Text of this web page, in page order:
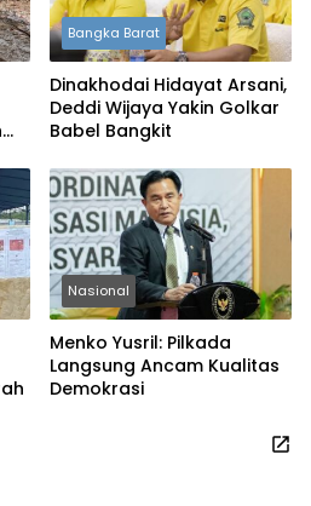
Bangka Barat
Dinakhodai Hidayat Arsani,
Deddi Wijaya Yakin Golkar
Babel Bangkit
Nasional
Menko Yusril: Pilkada
Langsung Ancam Kualitas
Demokrasi